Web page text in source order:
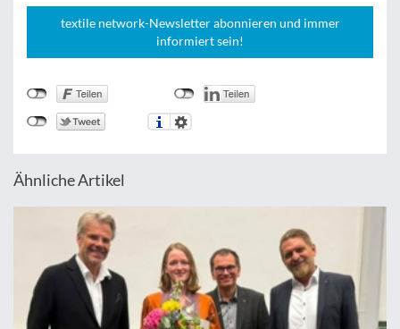
textile network-Newsletter abonnieren und immer
informiert sein!
Ähnliche Artikel